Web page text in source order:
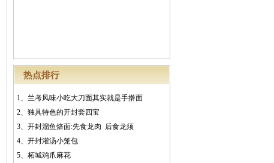
热点排行
1、 兰考风味小吃大刀面其实就是手擀面
2、 独具特色的开封套四宝
3、 开封溜鱼焙面:先食龙肉 后食龙须
4、 开封灌汤小笼包
5、 柘城鸡爪麻花